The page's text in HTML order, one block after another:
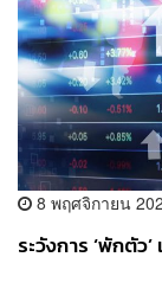
8 พฤศจิกายน
ระวังการ ‘พักตัว